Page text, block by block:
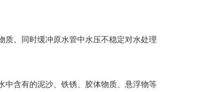
。同时缓冲原水管中水压不稳定对水处理
含有的泥沙、铁锈、胶体物质、悬浮物等